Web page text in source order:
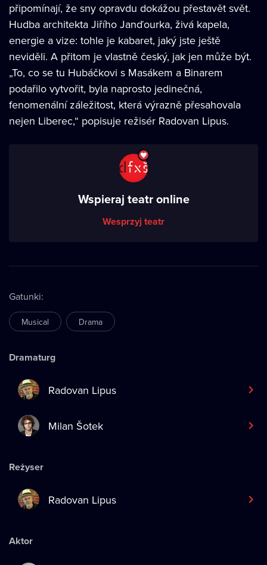
připomínají, že sny opravdu dokážou přestavět svět.
Hudba architekta Jiřího Janďourka, živá kapela,
energie a vize: tohle je kabaret, jaký jste ještě
neviděli. A přitom je vlastně český, jak jen může být.
„To, co se tu Hubáčkovi s Masákem a Binarem
podařilo vytvořit, byla naprosto jedinečná,
fenomenální záležitost, která výrazně přesahovala
nejen Liberec,“ popisuje režisér Radovan Lipus.
Wspieraj teatr online
Wesprzyj teatr
Gatunki:
Musical Drama
Dramaturg
Radovan Lipus
Milan Šotek
Reżyser
Radovan Lipus
Aktor